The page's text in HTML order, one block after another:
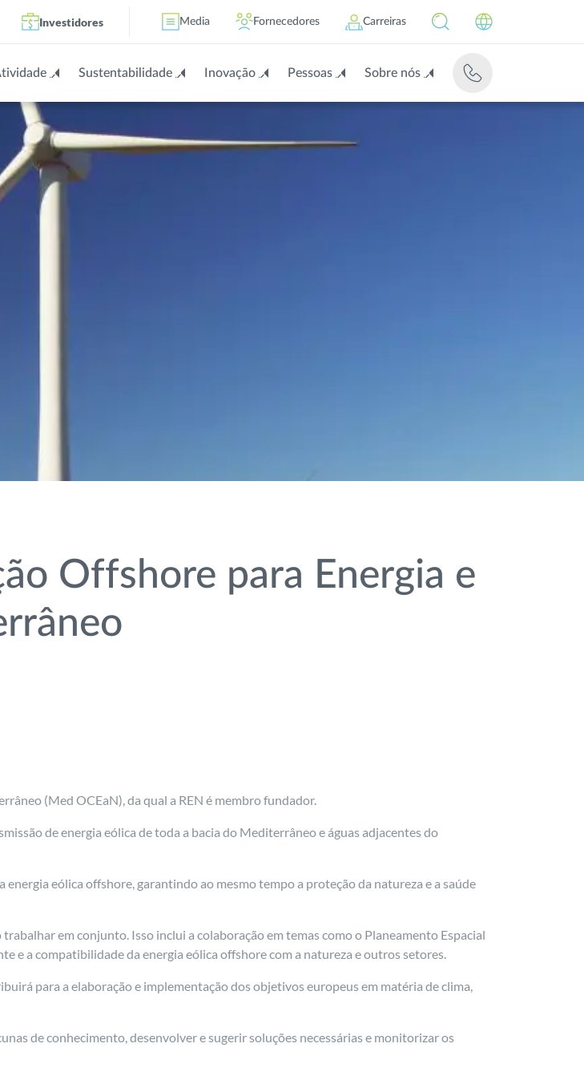
Investidores Media Fornecedores Carreiras
Sustentabilidade Inovação Pessoas Sobre nós
Offshore para Energia e
(Med OCEaN), da qual a REN é membro fundador.
de energia eólica de toda a bacia do Mediterrâneo e águas adjacentes do
eólica offshore, garantindo ao mesmo tempo a proteção da natureza e a saúde
em conjunto. Isso inclui a colaboração em temas como o Planeamento Espacial
e a compatibilidade da energia eólica offshore com a natureza e outros setores.
para a elaboração e implementação dos objetivos europeus em matéria de clima,
de conhecimento, desenvolver e sugerir soluções necessárias e monitorizar os